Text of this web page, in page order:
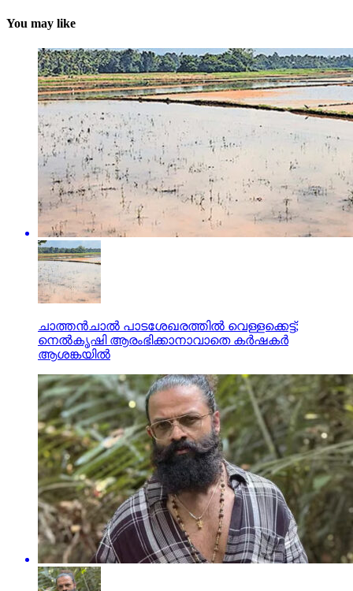
You may like
ചാത്തന്‍ചാല്‍ പാടശേഖരത്തില്‍ വെള്ളക്കെട്ട്;
നെല്‍കൃഷി ആരംഭിക്കാനാവാതെ കര്‍ഷകര്‍
ആശങ്കയില്‍